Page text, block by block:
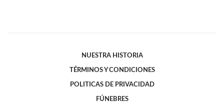
NUESTRA HISTORIA
TÉRMINOS Y CONDICIONES
POLITICAS DE PRIVACIDAD
FÚNEBRES